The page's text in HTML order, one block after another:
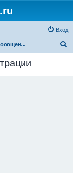
Вход
Отправить сообщение администрации